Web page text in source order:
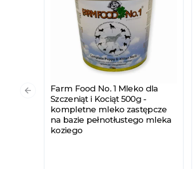
Zobacz produkt
Farm Food No. 1 Mleko dla
Szczeniąt i Kociąt 500g -
kompletne mleko zastępcze
na bazie pełnotłustego mleka
koziego
Poprzedni slajd